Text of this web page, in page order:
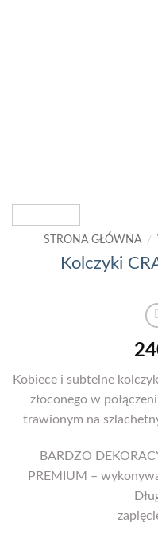
STRONA GŁÓWNA /
Kolczyki
Kobiece i subtelne
złoconego w
trawionym na
BARDZO
PREMIUM –